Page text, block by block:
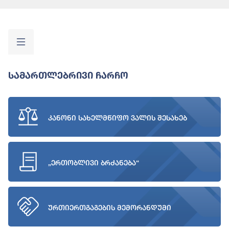
Სამართლებრივი Ჩარჩო
კანონი სახელმწიფო ვალის შესახებ
„ერთობლივი ბრძანება“
ურთიერთგაგების მემორანდუმი